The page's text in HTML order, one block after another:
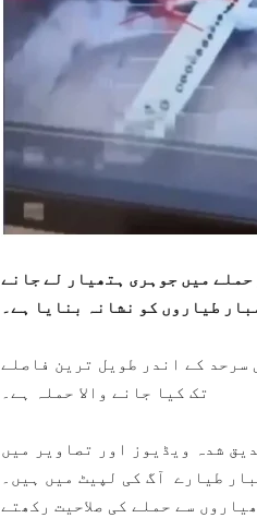
حملے میں جوہری ہتھیار لے جانے
طیاروں کو نشانہ بنایا ہے۔
سرحد کے اندر طویل ترین فاصلے
تک کیا جانے والا حملہ ہے۔
شدہ ویڈیوز اور تصاویر میں
طیارے آگ کی لپیٹ میں ہیں۔
سے حملے کی صلاحیت رکھتے